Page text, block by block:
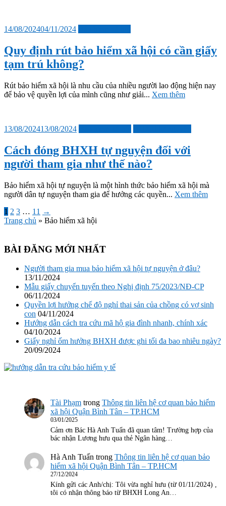
Đăng
14/08/202404/11/2024
Quy định rút bảo hiểm xã hội có cần giấy
tạm trú không?
Rút bảo hiểm xã hội là nhu cầu của nhiều người lao động hiện nay
để bảo vệ quyền lợi của mình cũng như giải... Xem thêm
Đăng
13/08/202413/08/2024
Cách đóng BHXH tự nguyện đối với
người tham gia như thế nào?
Bảo hiểm xã hội tự nguyện là một hình thức bảo hiểm xã hội mà
người dân tự nguyện tham gia để hưởng các quyền... Xem thêm
Phân
trang
viết
1 2 3 … 11 →
Trang chủ » Bảo hiểm xã hội
BÀI ĐĂNG MỚI NHẤT
Người tham gia mua bảo hiểm xã hội tự nguyện ở đâu?
13/11/2024
Mẫu giấy chuyển tuyến theo Nghị định 75/2023/NĐ-CP
06/11/2024
Quyền lợi hưởng chế độ nghỉ thai sản của chồng có vợ sinh
con 04/11/2024
Hướng dẫn cách tra cứu mã hộ gia đình nhanh, chính xác
04/10/2024
Giấy nghỉ ốm hưởng BHXH được ghi tối đa bao nhiêu ngày?
20/09/2024
Tài Phạm trong Thông tin liên hệ cơ quan bảo hiểm
xã hội Quận Bình Tân – TP.HCM
03/01/2025
Cảm ơn Bác Hà Anh Tuấn đã quan tâm! Trường hợp của
bác nhận Lương hưu qua thẻ Ngân hàng…
Hà Anh Tuấn trong Thông tin liên hệ cơ quan bảo
hiểm xã hội Quận Bình Tân – TP.HCM
27/12/2024
Kính gửi các Anh/chị: Tôi vừa nghỉ hưu (từ 01/11/2024) ,
tôi có nhận thông báo từ BHXH Long An…